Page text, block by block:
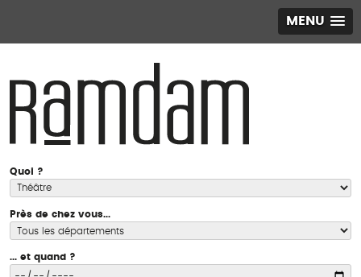
MENU
Quoi ?
Près de chez vous...
... et quand ?